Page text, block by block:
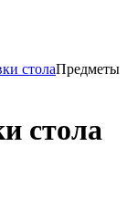
столаПредметы
стола